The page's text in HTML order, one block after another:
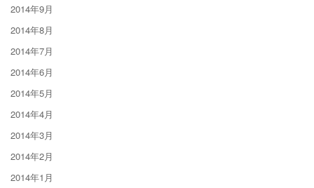
2014年9月
2014年8月
2014年7月
2014年6月
2014年5月
2014年4月
2014年3月
2014年2月
2014年1月